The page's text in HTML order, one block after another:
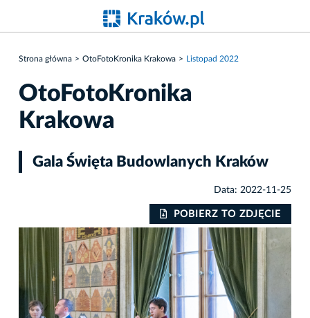
Strona główna OtoFotoKronika Krakowa Listopad 2022
OtoFotoKronika
Krakowa
Gala Święta Budowlanych Kraków
Data: 2022-11-25
POBIERZ TO ZDJĘCIE